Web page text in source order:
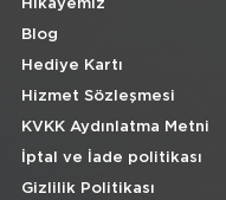
Hikayemiz
Blog
Hediye Kartı
Hizmet Sözleşmesi
KVKK Aydınlatma Metni
İptal ve İade politikası
Gizlilik Politikası